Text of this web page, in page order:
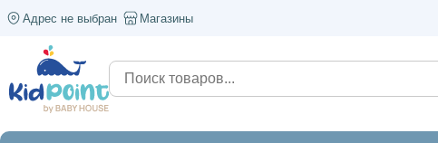
Адрес не выбран Магазины